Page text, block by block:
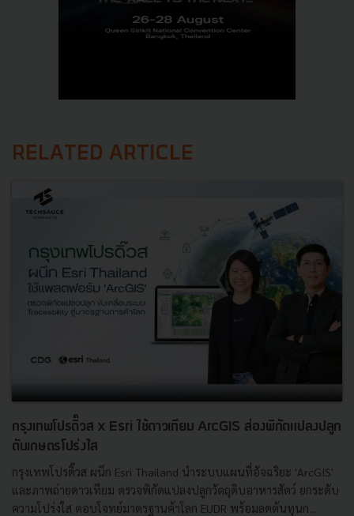
RELATED ARTICLE
กรุงเทพโปรดิ๊วส x Esri ใช้ดาวเทียม ArcGIS ส่องพิกัดแปลงปลูก
ดันเกษตรโปร่งใส
กรุงเทพโปรดิ๊วส ผนึก Esri Thailand นำระบบแผนที่อัจฉริยะ 'ArcGIS'
และภาพถ่ายดาวเทียม ตรวจพิกัดแปลงปลูกวัตถุดิบอาหารสัตว์ ยกระดับ
ความโปร่งใส ตอบโจทย์มาตรฐานค้าโลก EUDR พร้อมลดต้นทุนก...